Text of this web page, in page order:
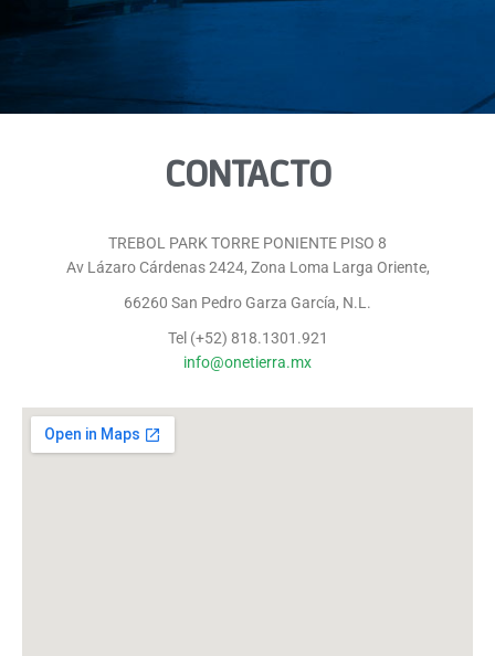
CONTACTO
TREBOL PARK TORRE PONIENTE PISO 8
Av Lázaro Cárdenas 2424, Zona Loma Larga Oriente,
66260 San Pedro Garza García, N.L.
Tel (+52) 818.1301.921
info@onetierra.mx